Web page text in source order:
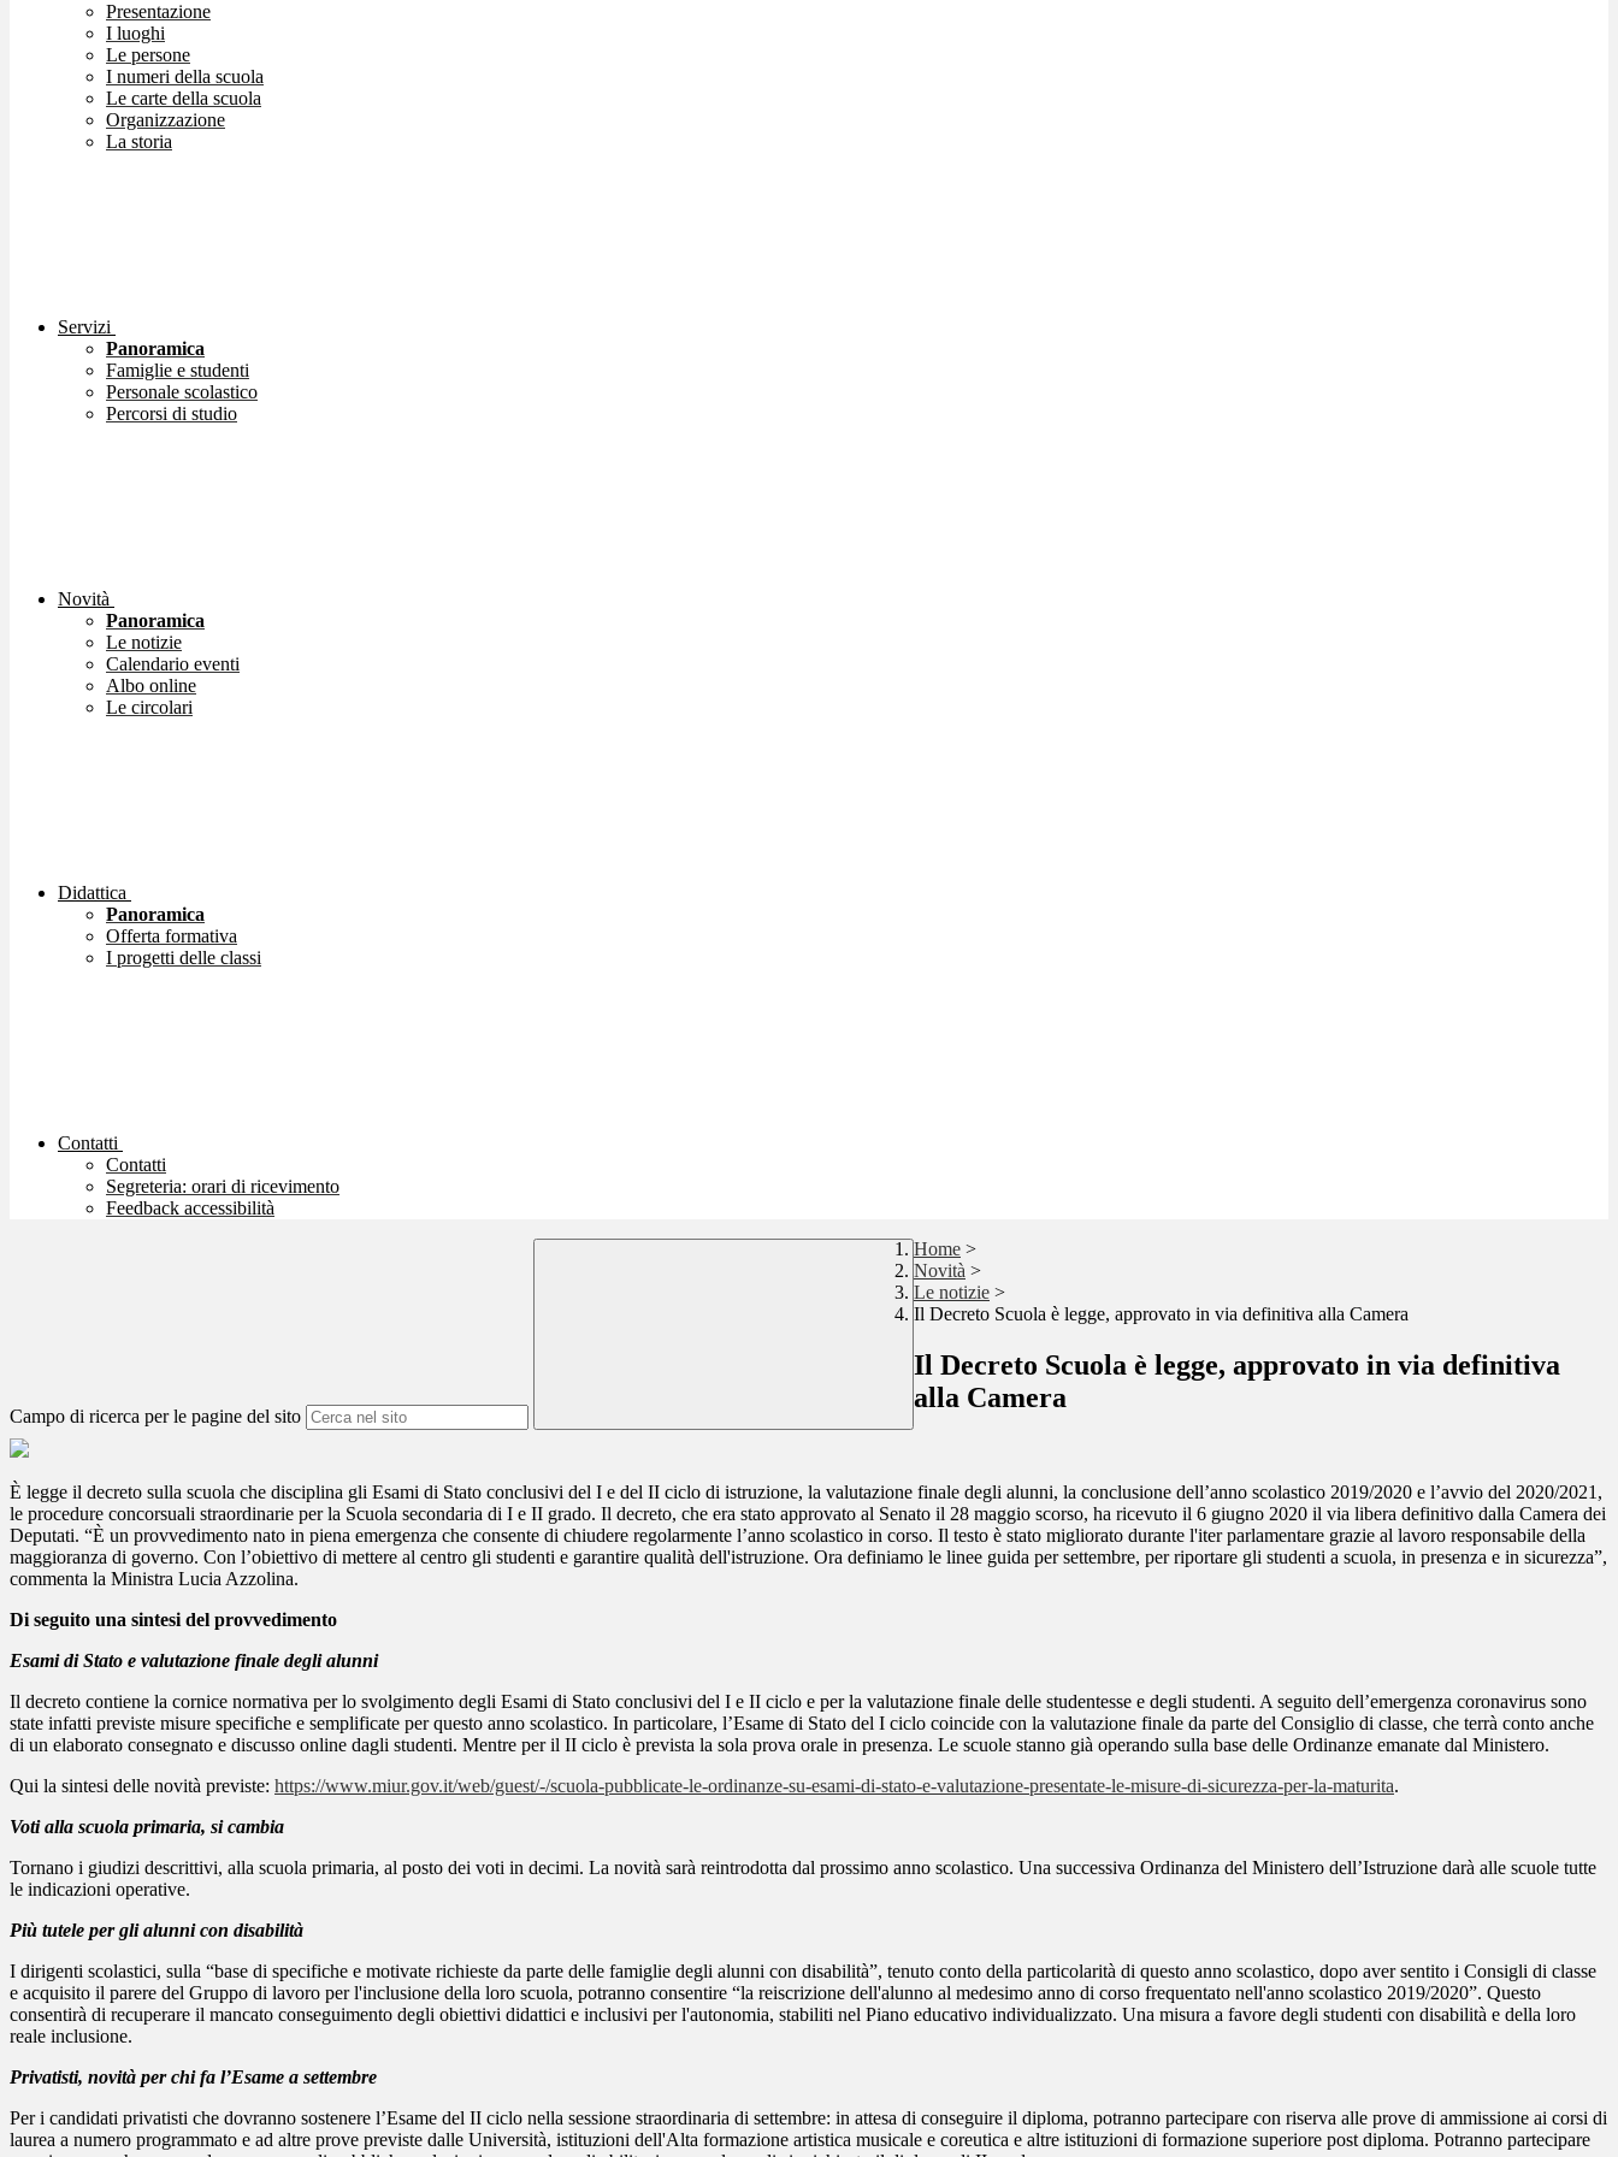
Presentazione
I luoghi
Le persone
I numeri della scuola
Le carte della scuola
Organizzazione
La storia
Servizi
Panoramica
Famiglie e studenti
Personale scolastico
Percorsi di studio
Novità
Panoramica
Le notizie
Calendario eventi
Albo online
Le circolari
Didattica
Panoramica
Offerta formativa
I progetti delle classi
Contatti
Contatti
Segreteria: orari di ricevimento
Feedback accessibilità
Campo di ricerca per le pagine del sito
Home >
Novità >
Le notizie >
Il Decreto Scuola è legge, approvato in via definitiva alla Camera
Il Decreto Scuola è legge, approvato in via definitiva
alla Camera
È legge il decreto sulla scuola che disciplina gli Esami di Stato conclusivi del I e del II ciclo di istruzione, la valutazione finale degli alunni, la conclusione dell’anno scolastico 2019/2020 e l’avvio del 2020/2021,
le procedure concorsuali straordinarie per la Scuola secondaria di I e II grado. Il decreto, che era stato approvato al Senato il 28 maggio scorso, ha ricevuto il 6 giugno 2020 il via libera definitivo dalla Camera dei
Deputati. “È un provvedimento nato in piena emergenza che consente di chiudere regolarmente l’anno scolastico in corso. Il testo è stato migliorato durante l'iter parlamentare grazie al lavoro responsabile della
maggioranza di governo. Con l’obiettivo di mettere al centro gli studenti e garantire qualità dell'istruzione. Ora definiamo le linee guida per settembre, per riportare gli studenti a scuola, in presenza e in sicurezza”,
commenta la Ministra Lucia Azzolina.
Di seguito una sintesi del provvedimento
Esami di Stato e valutazione finale degli alunni
Il decreto contiene la cornice normativa per lo svolgimento degli Esami di Stato conclusivi del I e II ciclo e per la valutazione finale delle studentesse e degli studenti. A seguito dell’emergenza coronavirus sono
state infatti previste misure specifiche e semplificate per questo anno scolastico. In particolare, l’Esame di Stato del I ciclo coincide con la valutazione finale da parte del Consiglio di classe, che terrà conto anche
di un elaborato consegnato e discusso online dagli studenti. Mentre per il II ciclo è prevista la sola prova orale in presenza. Le scuole stanno già operando sulla base delle Ordinanze emanate dal Ministero.
Qui la sintesi delle novità previste: https://www.miur.gov.it/web/guest/-/scuola-pubblicate-le-ordinanze-su-esami-di-stato-e-valutazione-presentate-le-misure-di-sicurezza-per-la-maturita.
Voti alla scuola primaria, si cambia
Tornano i giudizi descrittivi, alla scuola primaria, al posto dei voti in decimi. La novità sarà reintrodotta dal prossimo anno scolastico. Una successiva Ordinanza del Ministero dell’Istruzione darà alle scuole tutte
le indicazioni operative.
Più tutele per gli alunni con disabilità
I dirigenti scolastici, sulla “base di specifiche e motivate richieste da parte delle famiglie degli alunni con disabilità”, tenuto conto della particolarità di questo anno scolastico, dopo aver sentito i Consigli di classe
e acquisito il parere del Gruppo di lavoro per l'inclusione della loro scuola, potranno consentire “la reiscrizione dell'alunno al medesimo anno di corso frequentato nell'anno scolastico 2019/2020”. Questo
consentirà di recuperare il mancato conseguimento degli obiettivi didattici e inclusivi per l'autonomia, stabiliti nel Piano educativo individualizzato. Una misura a favore degli studenti con disabilità e della loro
reale inclusione.
Privatisti, novità per chi fa l’Esame a settembre
Per i candidati privatisti che dovranno sostenere l’Esame del II ciclo nella sessione straordinaria di settembre: in attesa di conseguire il diploma, potranno partecipare con riserva alle prove di ammissione ai corsi di
laurea a numero programmato e ad altre prove previste dalle Università, istituzioni dell'Alta formazione artistica musicale e coreutica e altre istituzioni di formazione superiore post diploma. Potranno partecipare